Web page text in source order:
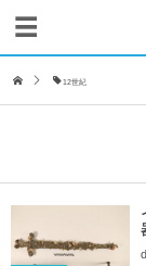
12世紀